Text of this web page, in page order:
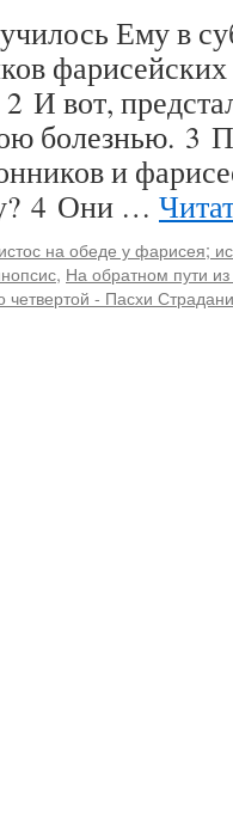
Ему в
И вот,
болезнью. 3
и
4 Они …
на обеде у фарисея;
, На обратном пути
четвертой - Пасхи